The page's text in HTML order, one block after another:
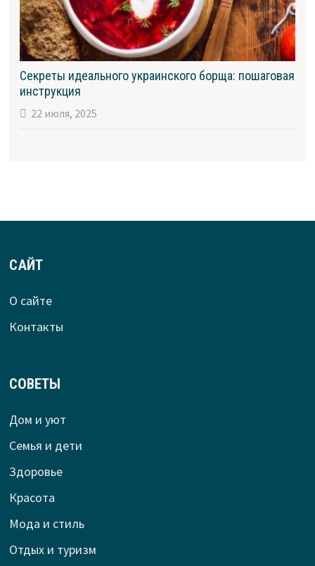
Секреты идеального украинского борща: пошаговая
инструкция
22 июля, 2025
САЙТ
О сайте
Контакты
СОВЕТЫ
Дом и уют
Семья и дети
Здоровье
Красота
Мода и стиль
Отдых и туризм